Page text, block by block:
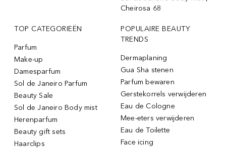
Cheirosa 68
TOP CATEGORIEËN
Parfum
Make-up
Damesparfum
Sol de Janeiro Parfum
Beauty Sale
Sol de Janeiro Body mist
Herenparfum
Beauty gift sets
Haarclips
POPULAIRE BEAUTY
TRENDS
Dermaplaning
Gua Sha stenen
Parfum bewaren
Gerstekorrels verwijderen
Eau de Cologne
Mee-eters verwijderen
Eau de Toilette
Face icing